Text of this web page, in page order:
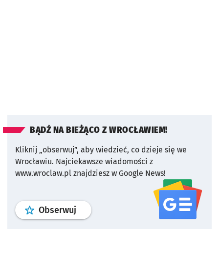
BĄDŹ NA BIEŻĄCO Z WROCŁAWIEM!
Kliknij „obserwuj”, aby wiedzieć, co dzieje się we
Wrocławiu. Najciekawsze wiadomości z
www.wroclaw.pl znajdziesz w Google News!
Obserwuj profil serwisu